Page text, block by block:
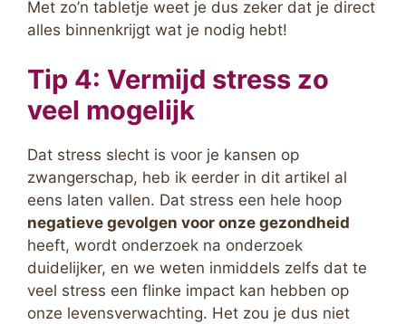
Met zo’n tabletje weet je dus zeker dat je direct
alles binnenkrijgt wat je nodig hebt!
Tip 4: Vermijd stress zo
veel mogelijk
Dat stress slecht is voor je kansen op
zwangerschap, heb ik eerder in dit artikel al
eens laten vallen. Dat stress een hele hoop
negatieve gevolgen voor onze gezondheid
heeft, wordt onderzoek na onderzoek
duidelijker, en we weten inmiddels zelfs dat te
veel stress een flinke impact kan hebben op
onze levensverwachting. Het zou je dus niet